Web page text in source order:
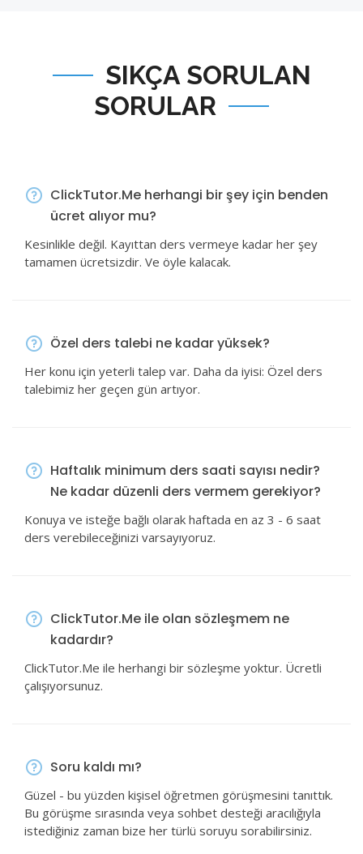
SIKÇA SORULAN
SORULAR
ClickTutor.Me herhangi bir şey için benden
ücret alıyor mu?
Kesinlikle değil. Kayıttan ders vermeye kadar her şey
tamamen ücretsizdir. Ve öyle kalacak.
Özel ders talebi ne kadar yüksek?
Her konu için yeterli talep var. Daha da iyisi: Özel ders
talebimiz her geçen gün artıyor.
Haftalık minimum ders saati sayısı nedir?
Ne kadar düzenli ders vermem gerekiyor?
Konuya ve isteğe bağlı olarak haftada en az 3 - 6 saat
ders verebileceğinizi varsayıyoruz.
ClickTutor.Me ile olan sözleşmem ne
kadardır?
ClickTutor.Me ile herhangi bir sözleşme yoktur. Ücretli
çalışıyorsunuz.
Soru kaldı mı?
Güzel - bu yüzden kişisel öğretmen görüşmesini tanıttık.
Bu görüşme sırasında veya sohbet desteği aracılığıyla
istediğiniz zaman bize her türlü soruyu sorabilirsiniz.